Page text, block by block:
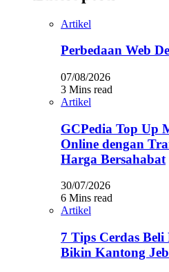
Artikel
Perbedaan Web
07/08/2026
3 Mins read
Artikel
GCPedia Top Up
Online dengan
Harga Bersahabat
30/07/2026
6 Mins read
Artikel
7 Tips Cerdas
Bikin Kantong